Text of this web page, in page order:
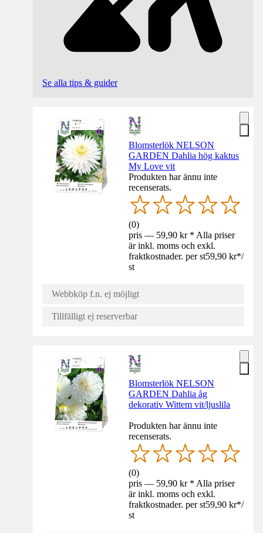
Se alla tips & guider
Blomsterlök NELSON
GARDEN Dahlia hög kaktus
My Love vit
Produkten har ännu inte
recenserats.
(0)
pris — 59,90 kr * Alla priser
är inkl. moms och exkl.
fraktkostnader. per st59,90 kr*/
st
Webbköp f.n. ej möjligt
Tillfälligt ej reserverbar
Blomsterlök NELSON
GARDEN Dahlia åg
dekorativ Wittem vit/ljuslila
Produkten har ännu inte
recenserats.
(0)
pris — 59,90 kr * Alla priser
är inkl. moms och exkl.
fraktkostnader. per st59,90 kr*/
st